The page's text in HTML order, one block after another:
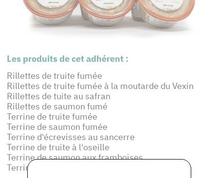
Les produits de cet adhérent :
Rillettes de truite fumée
Rillettes de truite fumée à la moutarde du Vexin
Rillettes de tuite au safran
Rillettes de saumon fumé
Terrine de truite fumée
Terrine de saumon fumée
Terrine d'écrevisses au sancerre
Terrine de truite à l'oseille
Terrine de saumon aux framboises
Terrine de truite chèvre, basilic, tomate séchée